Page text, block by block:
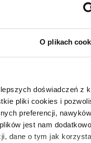
O plikach
doświadczeń z
pliki cookies i
preferencji,
jest nam
dane o tym jak
też nałożyć